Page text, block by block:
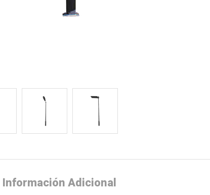
Información Adicional